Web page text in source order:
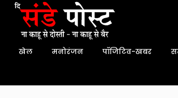
खेल मनोरंजन पॉजिटिव-खबर